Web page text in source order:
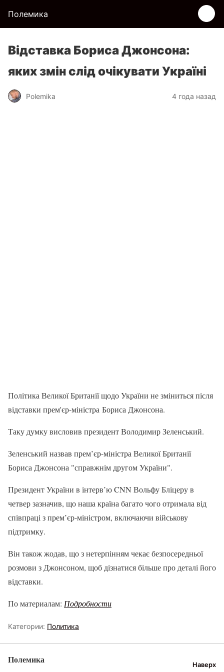
Полемика
Відставка Бориса Джонсона:
яких змін слід очікувати Україні
Polemika 4 года назад
Політика Великої Британії щодо України не зміниться після
відставки прем'єр-міністра Бориса Джонсона.
Таку думку висловив президент Володимир Зеленський.
Зеленський назвав прем’єр-міністра Великої Британії
Бориса Джонсона "справжнім другом України".
Президент України в інтерв’ю CNN Вольфу Бліцеру в
четвер зазначив, що наша країна багато чого отримала від
співпраці з прем’єр-міністром, включаючи військову
підтримку.
Він також жодав, що з нетерпінням чекає безпосередньої
розмови з Джонсоном, щоб дізнатися більше про деталі його
відставки.
По материалам: Подробности
Категории: Политика
Полемика Наверх